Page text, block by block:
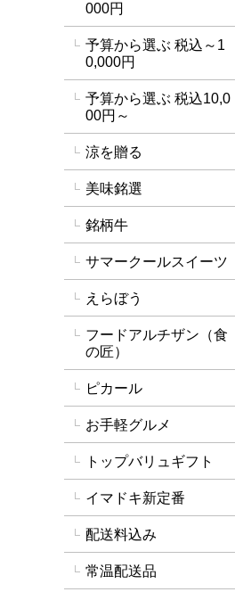
000円
予算から選ぶ 税込～1
0,000円
予算から選ぶ 税込10,0
00円～
涼を贈る
美味銘選
銘柄牛
サマークールスイーツ
えらぼう
フードアルチザン（食
の匠）
ピカール
お手軽グルメ
トップバリュギフト
イマドキ新定番
配送料込み
常温配送品